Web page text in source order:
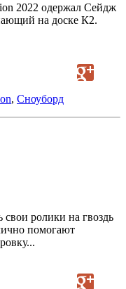
2022 одержал Cейдж
на доске К2.
, Сноуборд
ролики на гвоздь
помогают